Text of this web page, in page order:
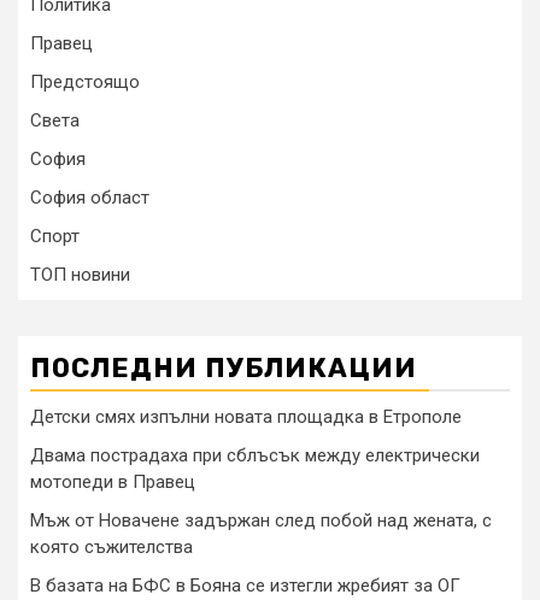
Политика
Правец
Предстоящо
Света
София
София област
Спорт
ТОП новини
ПОСЛЕДНИ ПУБЛИКАЦИИ
Детски смях изпълни новата площадка в Етрополе
Двама пострадаха при сблъсък между електрически
мотопеди в Правец
Мъж от Новачене задържан след побой над жената, с
която съжителства
В базата на БФС в Бояна се изтегли жребият за ОГ